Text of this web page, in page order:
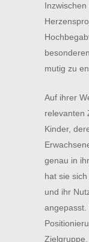
mutig zu
Auf ihrer
relevanten
Kinder,
genau in
hat sie
und ihr
angepasst.
Zielgruppe.